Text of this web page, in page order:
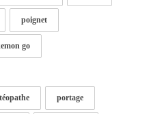
poignet
go
portage